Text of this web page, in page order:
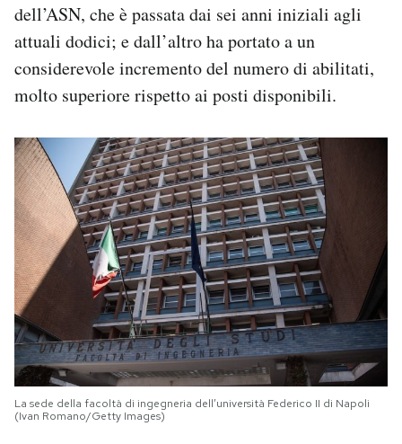
dell’ASN, che è passata dai sei anni iniziali agli
attuali dodici; e dall’altro ha portato a un
considerevole incremento del numero di abilitati,
molto superiore rispetto ai posti disponibili.
La sede della facoltà di ingegneria dell’università Federico II di Napoli
(Ivan Romano/Getty Images)